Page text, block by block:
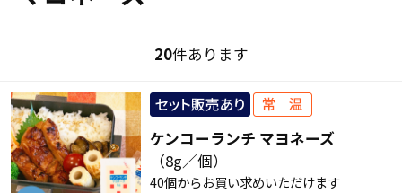
20件あります
ケンコーランチ マヨネーズ
（8g／個）
40個からお買い求めいただけます